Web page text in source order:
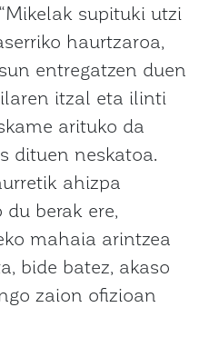
supituki utzi
haurtzaroa,
entregatzen duen
itzal eta ilinti
arituko da
dituen neskatoa.
ahizpa
berak ere,
mahaia arintzea
bide batez, akaso
zaion ofizioan